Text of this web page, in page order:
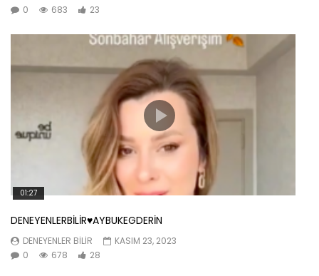
0
683 23
01:27
DENEYENLERBİLİR♥️AYBUKEGDERİN
DENEYENLER BILIR
KASIM 23, 2023
0
678 28